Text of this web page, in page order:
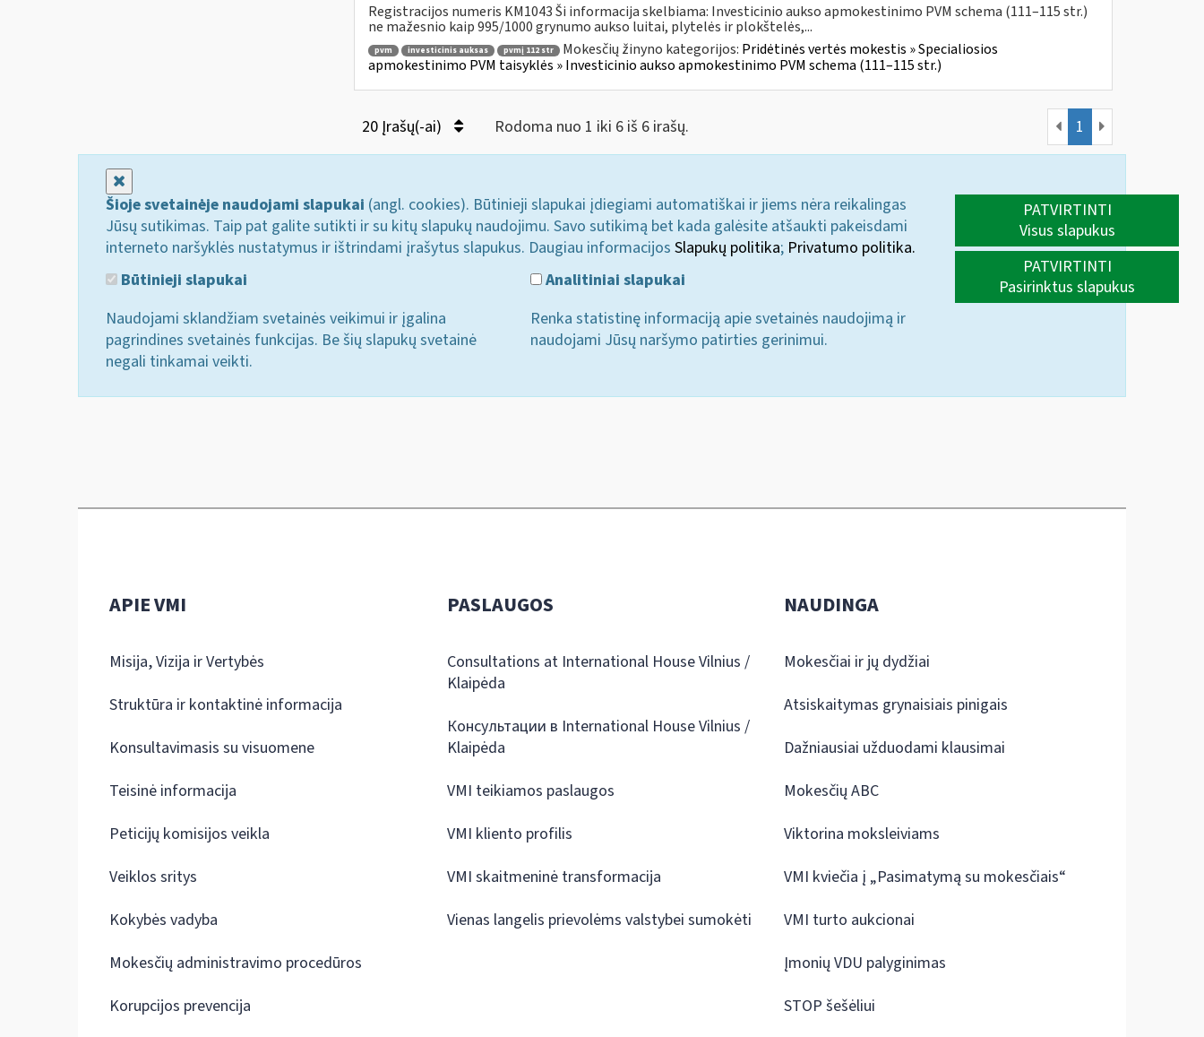
Registracijos numeris KM1043 Ši informacija skelbiama: Investicinio aukso apmokestinimo PVM schema (111–115 str.)
ne mažesnio kaip 995/1000 grynumo aukso luitai, plytelės ir plokštelės,...
pvm investicinis auksas pvmį 112 str Mokesčių žinyno kategorijos: Pridėtinės vertės mokestis » Specialiosios
apmokestinimo PVM taisyklės » Investicinio aukso apmokestinimo PVM schema (111–115 str.)
20 Įrašų(-ai) Rodoma nuo 1 iki 6 iš 6 irašų. 1
Šioje svetainėje naudojami slapukai (angl. cookies). Būtinieji slapukai įdiegiami automatiškai ir jiems nėra reikalingas
Jūsų sutikimas. Taip pat galite sutikti ir su kitų slapukų naudojimu. Savo sutikimą bet kada galėsite atšaukti pakeisdami
interneto naršyklės nustatymus ir ištrindami įrašytus slapukus. Daugiau informacijos Slapukų politika; Privatumo politika.
Būtinieji slapukai
Naudojami sklandžiam svetainės veikimui ir įgalina
pagrindines svetainės funkcijas. Be šių slapukų svetainė
negali tinkamai veikti.
Analitiniai slapukai
Renka statistinę informaciją apie svetainės naudojimą ir
naudojami Jūsų naršymo patirties gerinimui.
PATVIRTINTI
Visus slapukus
PATVIRTINTI
Pasirinktus slapukus
APIE VMI
Misija, Vizija ir Vertybės
Struktūra ir kontaktinė informacija
Konsultavimasis su visuomene
Teisinė informacija
Peticijų komisijos veikla
Veiklos sritys
Kokybės vadyba
Mokesčių administravimo procedūros
Korupcijos prevencija
PASLAUGOS
Consultations at International House Vilnius /
Klaipėda
Консультации в International House Vilnius /
Klaipėda
VMI teikiamos paslaugos
VMI kliento profilis
VMI skaitmeninė transformacija
Vienas langelis prievolėms valstybei sumokėti
NAUDINGA
Mokesčiai ir jų dydžiai
Atsiskaitymas grynaisiais pinigais
Dažniausiai užduodami klausimai
Mokesčių ABC
Viktorina moksleiviams
VMI kviečia į „Pasimatymą su mokesčiais“
VMI turto aukcionai
Įmonių VDU palyginimas
STOP šešėliui